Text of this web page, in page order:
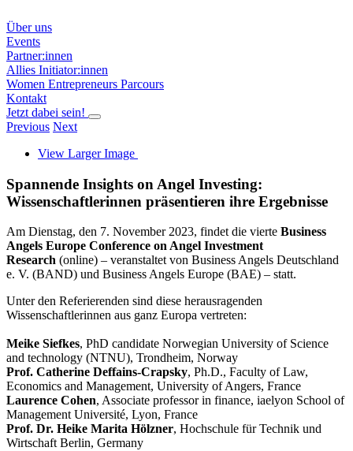
Über uns
Events
Partner:innen
Allies Initiator:innen
Women Entrepreneurs Parcours
Kontakt
Jetzt dabei sein!
Previous Next
View Larger Image
Spannende Insights on Angel Investing:
Wissenschaftlerinnen präsentieren ihre Ergebnisse
Am Dienstag, den 7. November 2023, findet die vierte Business
Angels Europe Conference on Angel Investment
Research (online) – veranstaltet von Business Angels Deutschland
e. V. (BAND) und Business Angels Europe (BAE) – statt.
Unter den Referierenden sind diese herausragenden
Wissenschaftlerinnen aus ganz Europa vertreten:
Meike Siefkes, PhD candidate Norwegian University of Science
and technology (NTNU), Trondheim, Norway
Prof. Catherine Deffains-Crapsky, Ph.D., Faculty of Law,
Economics and Management, University of Angers, France
Laurence Cohen, Associate professor in finance, iaelyon School of
Management Université, Lyon, France
Prof. Dr. Heike Marita Hölzner, Hochschule für Technik und
Wirtschaft Berlin, Germany